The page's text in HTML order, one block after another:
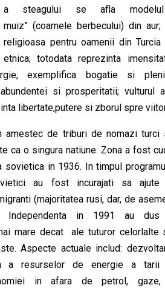
a steagului se afla modelul
muiz” (coarnele berbecului) din
religioasa pentru oamenii din
etnica; totodata reprezinta
exemplifica bogatie si
abundentei si prosperitatii;
libertate,putere si zborul spre
amestec de triburi de nomazi
ca o singura natiune. Zona a fost
sovietica in 1936. In timpul
au fost incurajati sa ajute
(majoritatea rusi, dar, de
Independenta in 1991 au dus
mare decat ale tuturor
Aspecte actuale includ:
a resurselor de energie a
in afara de petrol,